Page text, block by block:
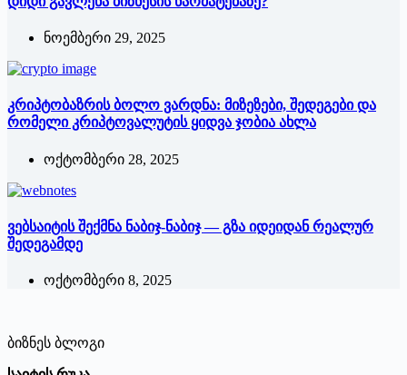
ნოემბერი 29, 2025
კრიპტობაზრის ბოლო ვარდნა: მიზეზები, შედეგები და
რომელი კრიპტოვალუტის ყიდვა ჯობია ახლა
ოქტომბერი 28, 2025
ვებსაიტის შექმნა ნაბიჯ-ნაბიჯ — გზა იდეიდან რეალურ
შედეგამდე
ოქტომბერი 8, 2025
ბიზნეს ბლოგი